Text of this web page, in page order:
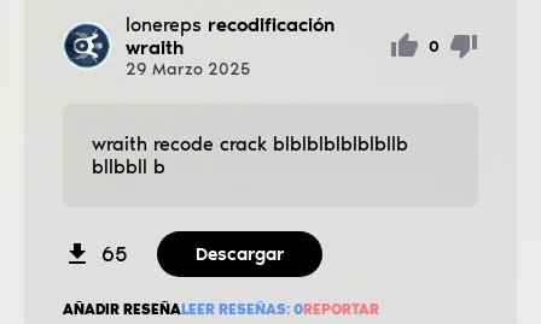
lonereps recodificación
wraith
29 Marzo 2025
0
wraith recode crack blblblblblblbllb
bllbbll b
65 Descargar
AÑADIR RESEÑALEER RESEÑAS: 0REPORTAR